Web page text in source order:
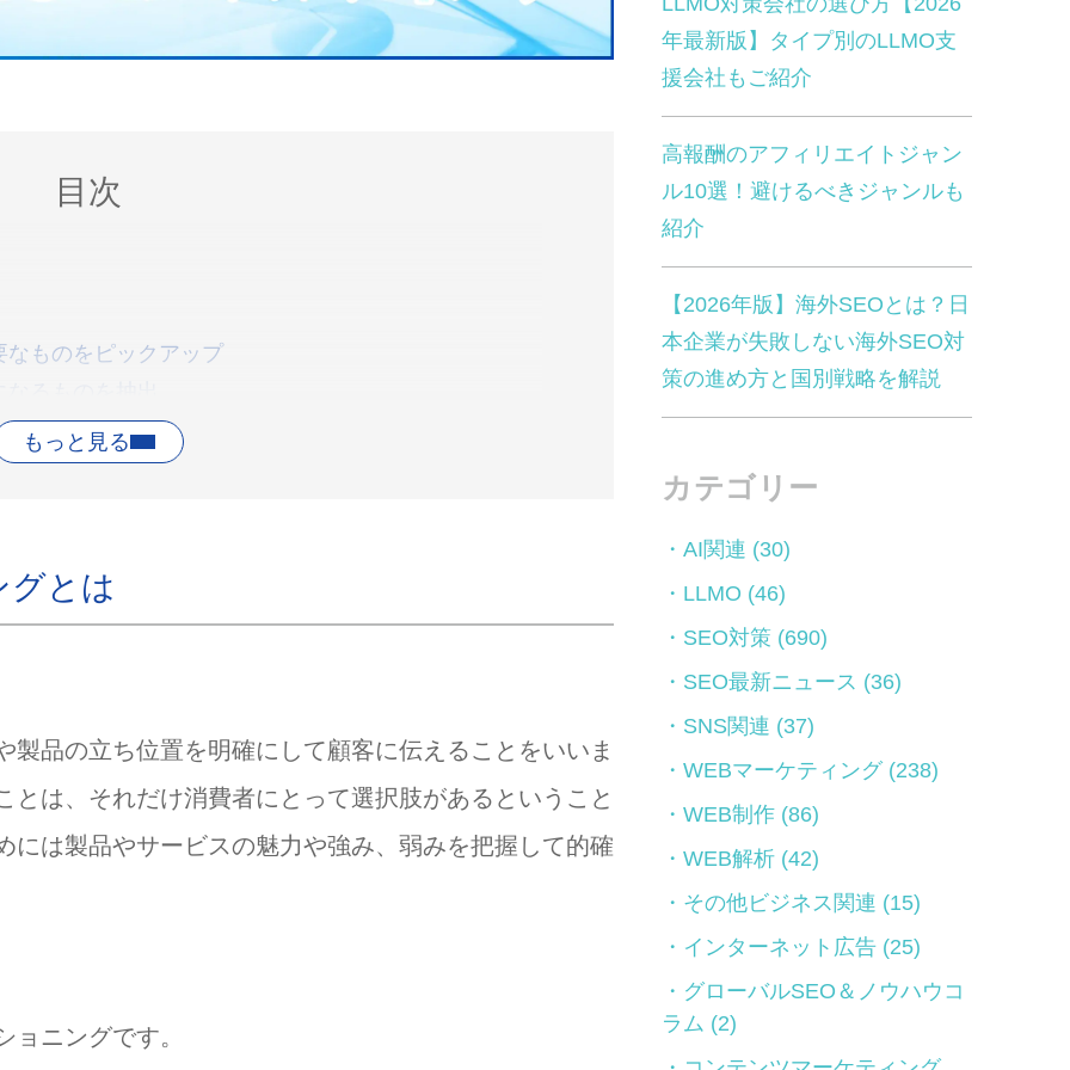
目次
ものをピックアップ
のKBFを比較
析する
合わせる
い軸にする
グとは
品の立ち位置を明確にして顧客に伝えることをいいま
は、それだけ消費者にとって選択肢があるということ
には製品やサービスの魅力や強み、弱みを把握して的確
ニングです。
年最新版】タイプ別のLLMO支
援会社もご紹介
高報酬のアフィリエイトジャン
ル10選！避けるべきジャンルも
紹介
【2026年版】海外SEOとは？日
本企業が失敗しない海外SEO対
策の進め方と国別戦略を解説
カテゴリー
AI関連 (30)
LLMO (46)
SEO対策 (690)
SEO最新ニュース (36)
SNS関連 (37)
WEBマーケティング(238)
WEB制作 (86)
WEB解析 (42)
その他ビジネス関連 (15)
インターネット広告 (25)
グローバルSEO＆ノウハウコ
ラム (2)